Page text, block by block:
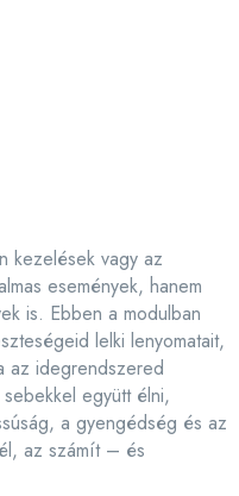
kezelések vagy az
események, hanem
is. Ebben a modulban
lelki lenyomatait,
az idegrendszered
együtt élni,
a gyengédség és az
az számít – és